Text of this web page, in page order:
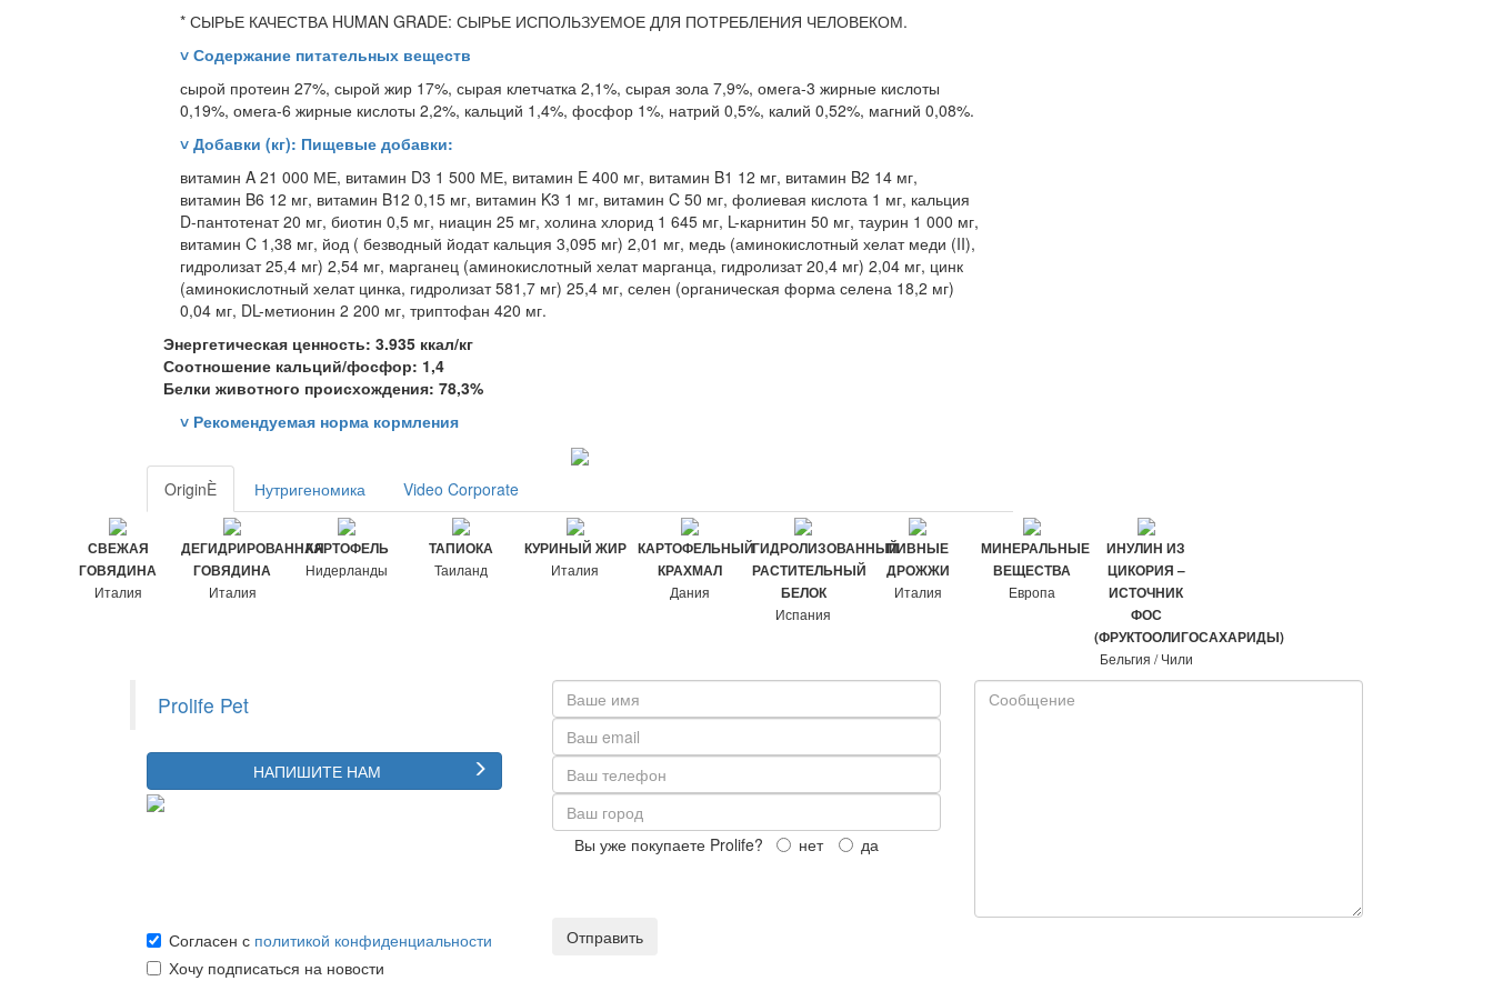
* СЫРЬЕ КАЧЕСТВА HUMAN GRADE: СЫРЬЕ ИСПОЛЬЗУЕМОЕ ДЛЯ ПОТРЕБЛЕНИЯ ЧЕЛОВЕКОМ.
˅ Содержание питательных веществ
сырой протеин 27%, сырой жир 17%, сырая клетчатка 2,1%, сырая зола 7,9%, омега-3 жирные кислоты
0,19%, омега-6 жирные кислоты 2,2%, кальций 1,4%, фосфор 1%, натрий 0,5%, калий 0,52%, магний 0,08%.
˅ Добавки (кг): Пищевые добавки:
витамин A 21 000 МЕ, витамин D3 1 500 МЕ, витамин E 400 мг, витамин B1 12 мг, витамин B2 14 мг,
витамин B6 12 мг, витамин B12 0,15 мг, витамин K3 1 мг, витамин C 50 мг, фолиевая кислота 1 мг, кальция
D-пантотенат 20 мг, биотин 0,5 мг, ниацин 25 мг, холина хлорид 1 645 мг, L-карнитин 50 мг, таурин 1 000 мг,
витамин C 1,38 мг, йод ( безводный йодат кальция 3,095 мг) 2,01 мг, медь (аминокислотный хелат меди (II),
гидролизат 25,4 мг) 2,54 мг, марганец (аминокислотный хелат марганца, гидролизат 20,4 мг) 2,04 мг, цинк
(аминокислотный хелат цинка, гидролизат 581,7 мг) 25,4 мг, селен (органическая форма селена 18,2 мг)
0,04 мг, DL-метионин 2 200 мг, триптофан 420 мг.
Энергетическая ценность: 3.935 ккал/кг
Соотношение кальций/фосфор: 1,4
Белки животного происхождения: 78,3%
˅ Рекомендуемая норма кормления
OriginÈ Нутригеномика Video Corporate
СВЕЖАЯ
ГОВЯДИНА
Италия
ДЕГИДРИРОВАННАЯ
ГОВЯДИНА
Италия
КАРТОФЕЛЬ
Нидерланды
ТАПИОКА
Таиланд
КУРИНЫЙ ЖИР
Италия
КАРТОФЕЛЬНЫЙ
КРАХМАЛ
Дания
ГИДРОЛИЗОВАННЫЙ
РАСТИТЕЛЬНЫЙ
БЕЛОК
Испания
ПИВНЫЕ
ДРОЖЖИ
Италия
МИНЕРАЛЬНЫЕ
ВЕЩЕСТВА
Европа
ИНУЛИН ИЗ
ЦИКОРИЯ –
ИСТОЧНИК
ФОС
(ФРУКТООЛИГОСАХАРИДЫ)
Бельгия / Чили
Prolife Pet
НАПИШИТЕ НАМ
Вы уже покупаете Prolife? нет да
Согласен с политикой конфиденциальности
Хочу подписаться на новости